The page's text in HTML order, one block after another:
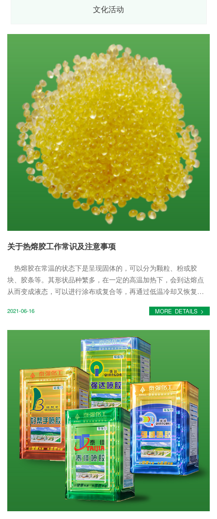
文化活动
关于热熔胶工作常识及注意事项
热熔胶在常温的状态下是呈现固体的，可以分为颗粒、粉或胶
块、胶条等。其形状品种繁多，在一定的高温加热下，会到达熔点
从而变成液态，可以进行涂布或复合等，再通过低温冷却又恢复成
节能、无异味，还可...
MORE DETAILS >
2021-06-16